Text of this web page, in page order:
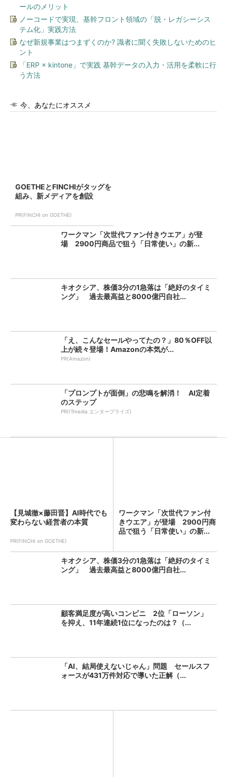
ールのメリット
ノーコードで実現、基幹フロント領域の「脱・レガシーシス
テム化」実践方法
なぜ新規事業はつまずくのか? 識者に聞く失敗しないためのヒ
ント
「ERP × kintone」で実践 基幹データの入力・活用を柔軟に行
う方法
今、あなたにオススメ
GOETHEとFINCHIがタッグを
組み、新メディアを創設
PR(FINCHI on GOETHE)
ワークマン「次世代ファン付きウエア」が登
場 2900円商品で狙う「日常使い」の新...
キオクシア、株価3分の1急落は「絶好のタイミ
ング」 過去最高益と8000億円自社...
「え、こんなセールやってたの？」80％OFF以
上が続々登場！Amazonの本気が...
PR(Amazon)
「プロンプトが面倒」の悲鳴を解消！ AI定着
のステップ
PR(ITmedia エンタープライズ)
【見城徹×藤田晋】AI時代でも
変わらない経営者の本質
PR(FINCHI on GOETHE)
ワークマン「次世代ファン付
きウエア」が登場 2900円商
品で狙う「日常使い」の新...
キオクシア、株価3分の1急落は「絶好のタイミ
ング」 過去最高益と8000億円自社...
顧客満足度が高いコンビニ 2位「ローソン」
を抑え、11年連続1位になったのは？（...
「AI、結局使えないじゃん」問題 セールスフ
ォースが431万件対応で導いた正解（...